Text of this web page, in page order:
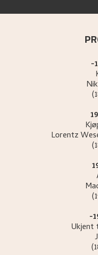
-
Lorentz
-
Ukjent